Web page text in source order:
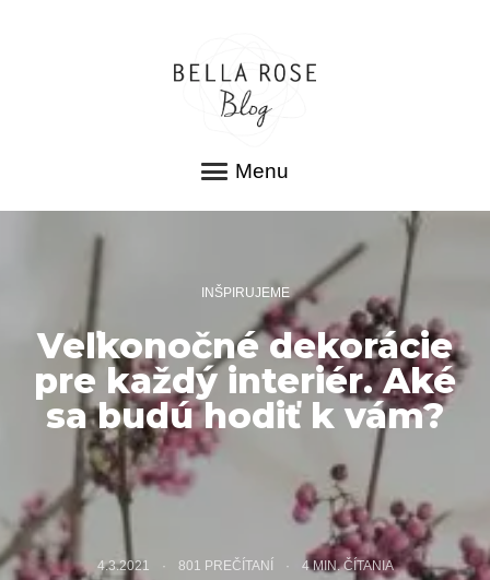
Menu
INŠPIRUJEME
Veľkonočné dekorácie
pre každý interiér. Aké
sa budú hodiť k vám?
4.3.2021 801 PREČÍTANÍ 4MIN. ČÍTANIA